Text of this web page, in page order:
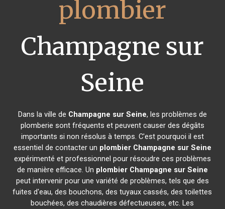
plombier
Champagne sur
Seine
Dans la ville de Champagne sur Seine, les problèmes de
plomberie sont fréquents et peuvent causer des dégâts
importants si non résolus à temps. C'est pourquoi il est
essentiel de contacter un plombier Champagne sur Seine
expérimenté et professionnel pour résoudre ces problèmes
de manière efficace. Un plombier Champagne sur Seine
peut intervenir pour une variété de problèmes, tels que des
fuites d'eau, des bouchons, des tuyaux cassés, des toilettes
bouchées, des chaudières défectueuses, etc. Les